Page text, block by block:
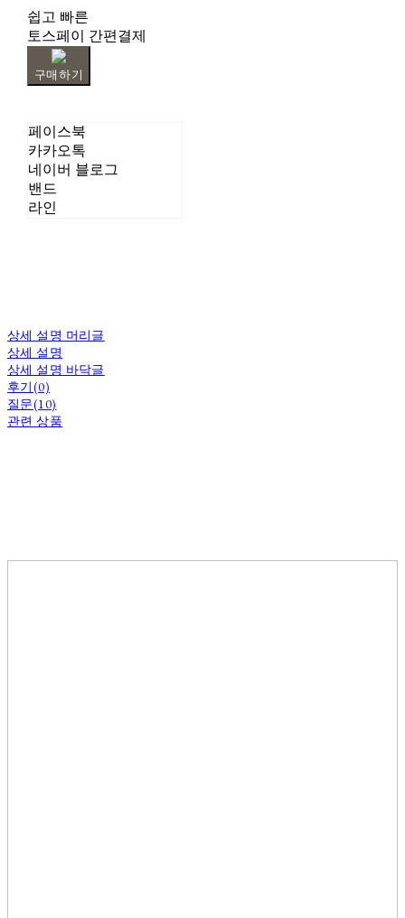
쉽고 빠른
토스페이 간편결제
구매하기
페이스북
카카오톡
네이버 블로그
밴드
라인
상세 설명 머리글
상세 설명
상세 설명 바닥글
후기(0)
질문(10)
관련 상품